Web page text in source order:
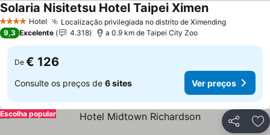
4 EstrelasHotel Localização privilegiada no distrito de XimendingVer
Solaria Nisitetsu Hotel Taipei XimenVer preços
9,3 Excelente 4.318 a 0.9 km de Taipei City Zoo
De € 126
Consulte os preços de 6 sites Ver preços
Partilhar
Escolha popular